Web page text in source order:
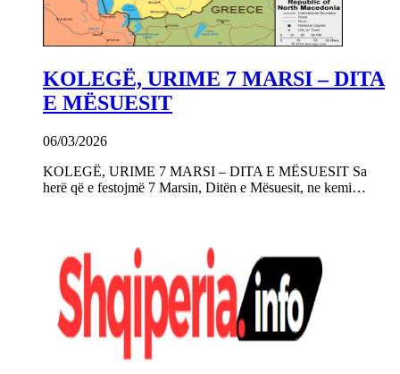
KOLEGË, URIME 7 MARSI – DITA
E MËSUESIT
06/03/2026
KOLEGË, URIME 7 MARSI – DITA E MËSUESIT Sa
herë që e festojmë 7 Marsin, Ditën e Mësuesit, ne kemi…